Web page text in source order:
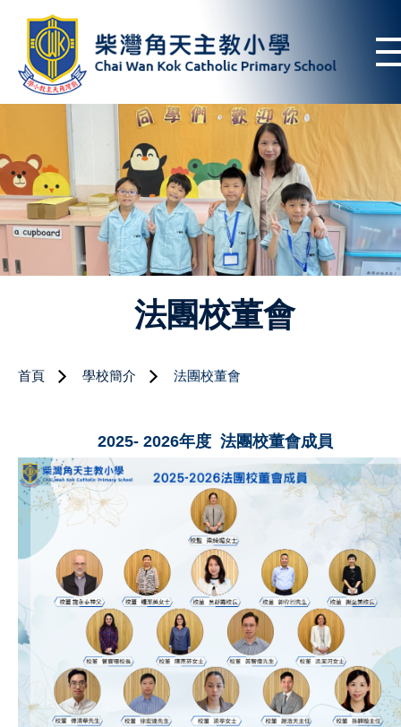
法團校董會
首頁 學校簡介 法團校董會
2025- 2026年度 法團校董會成員